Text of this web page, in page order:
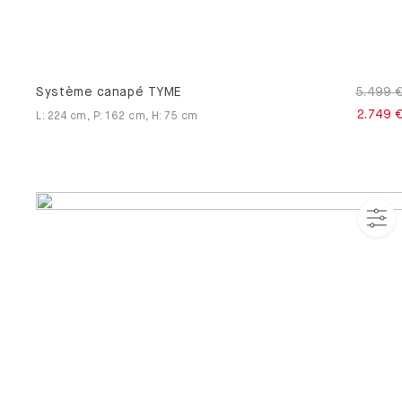
Système canapé TYME
5.499
2.749
L : 224 cm P: 162 cm H:75 cm